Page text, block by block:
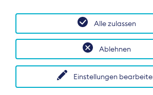
Deutschland und auf EU-Ebene.
© 2026 BDZV. All rights
Einstellungen
Ablehnen
Alle zulassen